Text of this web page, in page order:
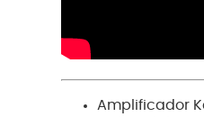
Amplificador